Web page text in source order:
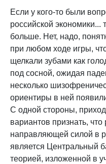
Если у кого-то были
российской экономики...
больше. Нет, надо,
при любом ходе игры,
щелкали зубами как
под сосной, ожидая
несколько
ориентиры в ней
С одной стороны,
вариантов признать,
направляющей силой в
является Центральный
теорией, изложенной в